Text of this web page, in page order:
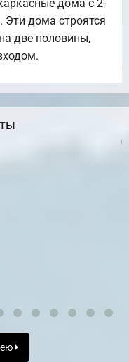
дома с 2-
Эти дома строятся
две половины,